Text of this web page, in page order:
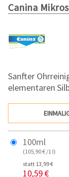
Canina
Sanfter
elementaren
100ml
(105,90 € /1 l)
statt 13,99 €
10,59 €